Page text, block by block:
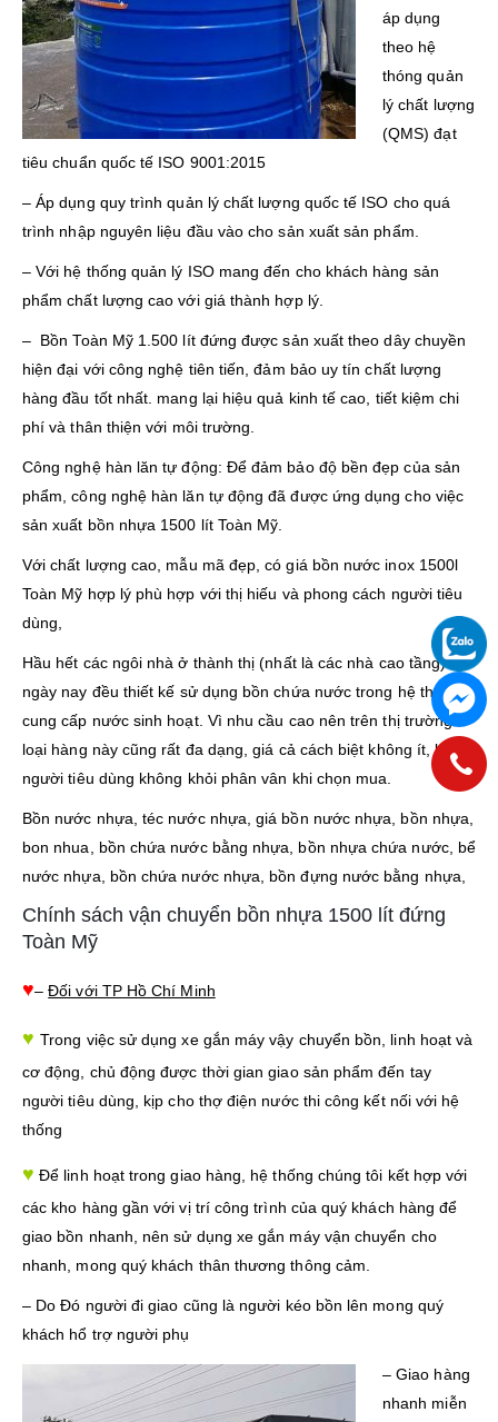
áp dụng
theo hệ
thóng quản
lý chất lượng
(QMS) đạt
tiêu chuẩn quốc tế ISO 9001:2015
– Áp dụng quy trình quản lý chất lượng quốc tế ISO cho quá
trình nhập nguyên liệu đầu vào cho sản xuất sản phẩm.
– Với hệ thống quản lý ISO mang đến cho khách hàng sản
phẩm chất lượng cao với giá thành hợp lý.
– Bồn Toàn Mỹ 1.500 lít đứng được sản xuất theo dây chuyền
hiện đại với công nghệ tiên tiến, đảm bảo uy tín chất lượng
hàng đầu tốt nhất. mang lại hiệu quả kinh tế cao, tiết kiệm chi
phí và thân thiện với môi trường.
Công nghệ hàn lăn tự động: Để đảm bảo độ bền đẹp của sản
phẩm, công nghệ hàn lăn tự động đã được ứng dụng cho việc
sản xuất bồn nhựa 1500 lít Toàn Mỹ.
Với chất lượng cao, mẫu mã đẹp, có giá bồn nước inox 1500l
Toàn Mỹ hợp lý phù hợp với thị hiếu và phong cách người tiêu
dùng,
Hầu hết các ngôi nhà ở thành thị (nhất là các nhà cao tầng)
ngày nay đều thiết kế sử dụng bồn chứa nước trong hệ thống
cung cấp nước sinh hoạt. Vì nhu cầu cao nên trên thị trường
loại hàng này cũng rất đa dạng, giá cả cách biệt không ít, khiến
người tiêu dùng không khỏi phân vân khi chọn mua.
Bồn nước nhựa, téc nước nhựa, giá bồn nước nhựa, bồn nhựa,
bon nhua, bồn chứa nước bằng nhựa, bồn nhựa chứa nước, bể
nước nhựa, bồn chứa nước nhựa, bồn đựng nước bằng nhựa,
Chính sách vận chuyển bồn nhựa 1500 lít đứng
Toàn Mỹ
♥–Đối với TP Hồ Chí Minh
♥ Trong việc sử dụng xe gắn máy vậy chuyển bồn, linh hoạt và
cơ động, chủ động được thời gian giao sản phẩm đến tay
người tiêu dùng, kịp cho thợ điện nước thi công kết nối với hệ
thống
♥ Để linh hoạt trong giao hàng, hệ thống chúng tôi kết hợp với
các kho hàng gần với vị trí công trình của quý khách hàng để
giao bồn nhanh, nên sử dụng xe gắn máy vận chuyển cho
nhanh, mong quý khách thân thương thông cảm.
– Do Đó người đi giao cũng là người kéo bồn lên mong quý
khách hổ trợ người phụ
– Giao hàng
nhanh miễn